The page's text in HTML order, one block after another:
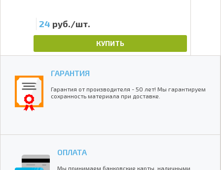
24 руб./шт.
КУПИТЬ
ГАРАНТИЯ
Гарантия от производителя - 50 лет! Мы гарантируем
сохранность материала при доставке.
ОПЛАТА
Мы принимаем банковские карты, наличными